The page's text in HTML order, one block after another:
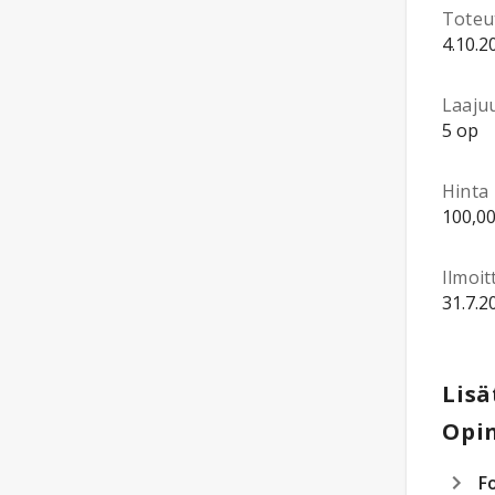
5 op
Hinta